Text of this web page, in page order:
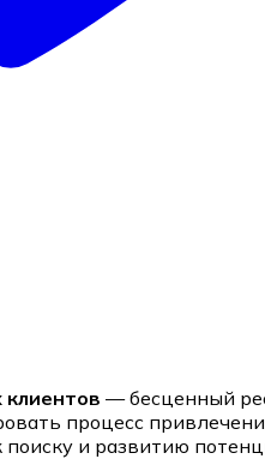
клиентов — бесценный
процесс
и развитию